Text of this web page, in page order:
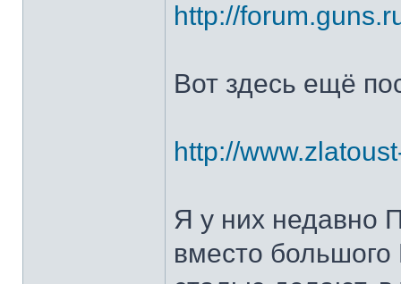
http://
Вот здесь ещё
http://
Я у них недавно
вместо